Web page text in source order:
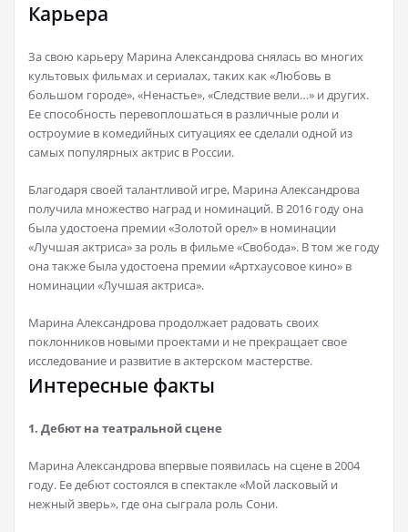
Карьера
За свою карьеру Марина Александрова снялась во многих
культовых фильмах и сериалах, таких как «Любовь в
большом городе», «Ненастье», «Следствие вели…» и других.
Ее способность перевоплошаться в различные роли и
остроумие в комедийных ситуациях ее сделали одной из
самых популярных актрис в России.
Благодаря своей талантливой игре, Марина Александрова
получила множество наград и номинаций. В 2016 году она
была удостоена премии «Золотой орел» в номинации
«Лучшая актриса» за роль в фильме «Свобода». В том же году
она также была удостоена премии «Артхаусовое кино» в
номинации «Лучшая актриса».
Марина Александрова продолжает радовать своих
поклонников новыми проектами и не прекращает свое
исследование и развитие в актерском мастерстве.
Интересные факты
1. Дебют на театральной сцене
Марина Александрова впервые появилась на сцене в 2004
году. Ее дебют состоялся в спектакле «Мой ласковый и
нежный зверь», где она сыграла роль Сони.